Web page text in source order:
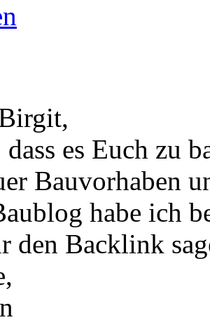
dass es Euch zu
Bauvorhaben
habe ich
den Backlink